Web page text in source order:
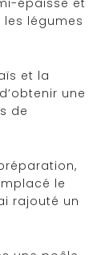
épaisse et
légumes
et la
une
de
le
rajouté un